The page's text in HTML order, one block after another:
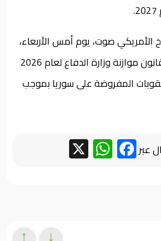
الأمريكي صوت، يوم أمس الأربعاء،
لصالح المشروع النهائي لقانون موازنة وزارة الدفاع لعام 2026
المفروضة على سوريا بموجب
عبر Facebook
WhatsApp
↓
↑